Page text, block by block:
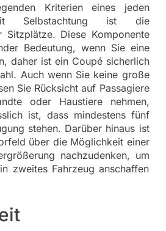
Kriterien eines jeden
ist die
Sitzplätze. Diese Komponente
Bedeutung, wenn Sie eine
daher ist ein Coupé sicherlich
Auch wenn Sie keine große
Sie Rücksicht auf Passagiere
oder Haustiere nehmen,
ist, dass mindestens fünf
stehen. Darüber hinaus ist
über die Möglichkeit einer
nachzudenken, um
zweites Fahrzeug anschaffen